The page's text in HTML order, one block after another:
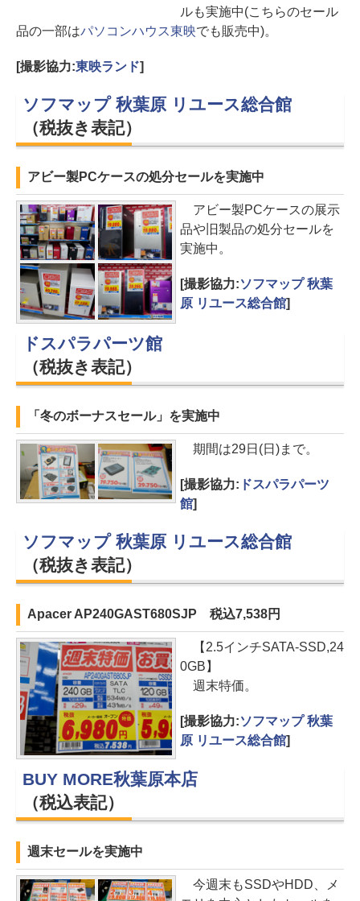
ルも実施中(こちらのセール
品の一部はパソコンハウス東映でも販売中)。
[撮影協力:東映ランド]
ソフマップ 秋葉原 リユース総合館
（税抜き表記）
アビー製PCケースの処分セールを実施中
アビー製PCケースの展示
品や旧製品の処分セールを
実施中。
[撮影協力:ソフマップ 秋葉
原 リユース総合館]
ドスパラパーツ館
（税抜き表記）
「冬のボーナスセール」を実施中
期間は29日(日)まで。
[撮影協力: ドスパラパーツ
館]
ソフマップ 秋葉原 リユース総合館
（税抜き表記）
Apacer AP240GAST680SJP 税込7,538円
【2.5インチSATA-SSD,24
0GB】
週末特価。
[撮影協力:ソフマップ 秋葉
原 リユース総合館]
BUY MORE秋葉原本店
（税込表記）
週末セールを実施中
今週末もSSDやHDD、メ